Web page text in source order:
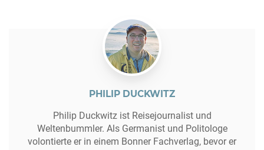
PHILIP DUCKWITZ
Philip Duckwitz ist Reisejournalist und
Weltenbummler. Als Germanist und Politologe
volontierte er in einem Bonner Fachverlag, bevor er